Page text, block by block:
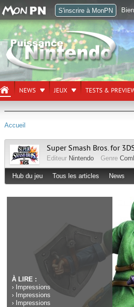
NEWS JEUX TESTS &
Accueil
Super Smash Bros. for
Editeur Nintendo Genre
Hub du jeu Tous les articles News
À LIRE :
› Impressions
› Impressions
› Impressions
S'inscrire à MonPN